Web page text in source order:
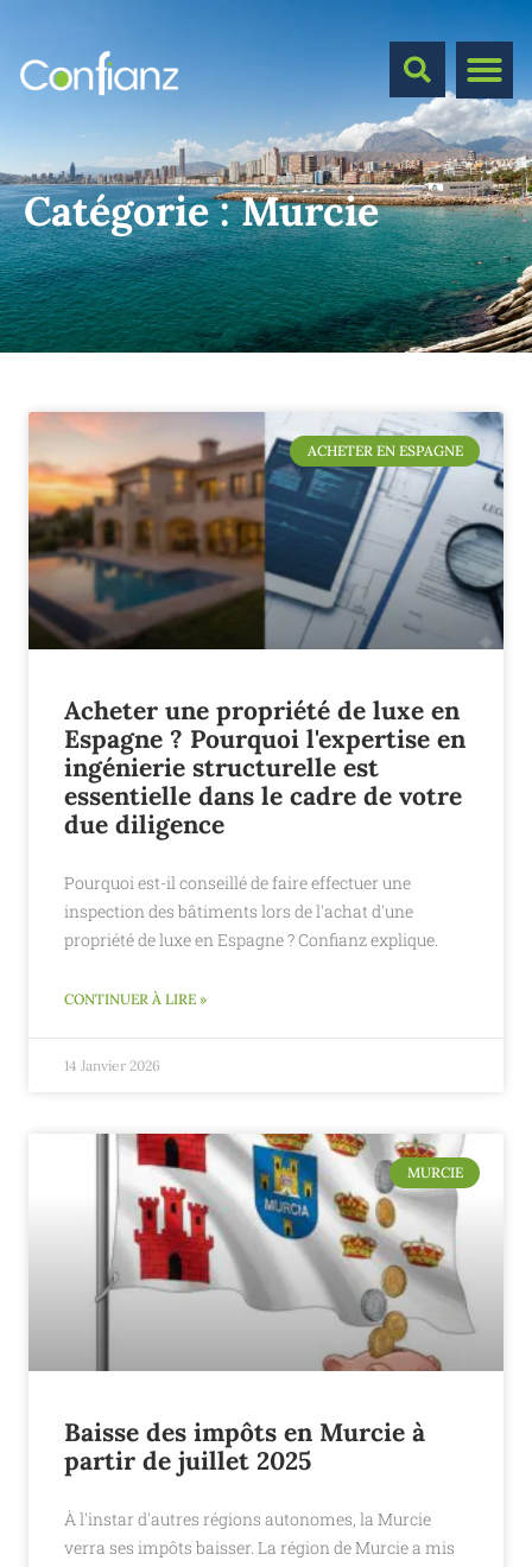
Catégorie :Murcie
ACHETER EN ESPAGNE
Acheter une propriété de luxe en
Espagne ? Pourquoi l'expertise en
ingénierie structurelle est
essentielle dans le cadre de votre
due diligence
Pourquoi est-il conseillé de faire effectuer une
inspection des bâtiments lors de l'achat d'une
propriété de luxe en Espagne ? Confianz explique.
CONTINUER À LIRE »
14 Janvier 2026
MURCIE
Baisse des impôts en Murcie à
partir de juillet 2025
À l'instar d'autres régions autonomes, la Murcie
verra ses impôts baisser. La région de Murcie a mis